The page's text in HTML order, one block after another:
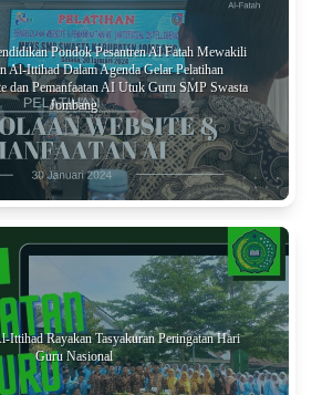
Pondok Pesantren Al Fatah Mewakili
Al-Ittihad Dalam Agenda Gelar Pelatihan
dan Pemanfaatan AI Utuk Guru SMP Swasta
Jombang
Ittihad Rayakan Tasyakuran Peringatan Hari
Guru Nasional